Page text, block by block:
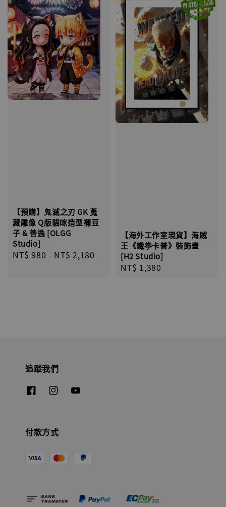
【預購】鬼滅之刃 GK 蒐
藏雕像 Q版貓咪造型禰豆
子 & 善逸 [OLGG
Studio]
Regular
NT$ 980 - NT$ 2,180
【海外工作室現貨】海賊
王《鐵拳卡普》裝飾畫
[H2 Studio]
Regular
NT$ 1,380
追蹤我們
付款方式